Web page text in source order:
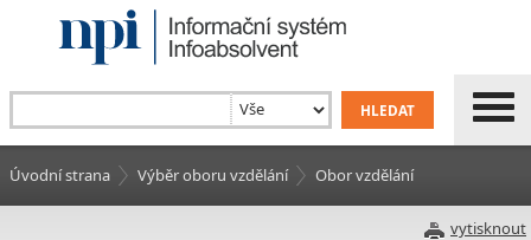
Úvodní strana Výběr oboru vzdělání Obor vzdělání
vytisknout